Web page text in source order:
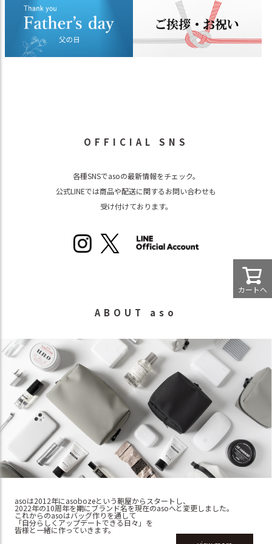
カートへ
OFFICIAL SNS
各種SNSでasoの最新情報をチェック。
公式LINEでは商品や配送に関するお問い合わせも
受け付けております。
ABOUT aso
asoは2012年にasobozeという鞄屋からスタートし、
2022年の10周年を期にブランド名を現在のasoへと変更しました。
これからのasoはバッグ作りを通して
「自分らしくアップデートできる日々」を
皆様と一緒に作っていきます。